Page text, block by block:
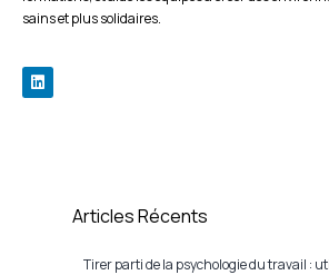
sains et plus solidaires.
Articles Récents
Tirer parti de la psychologie du travail :